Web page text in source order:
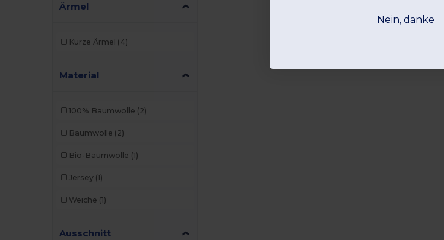
Ärmel
Kurze Ärmel (4)
Material
100% Baumwolle (2)
Baumwolle (2)
Bio-Baumwolle (1)
Jersey (1)
Weiche (1)
Ausschnitt
Nein, danke